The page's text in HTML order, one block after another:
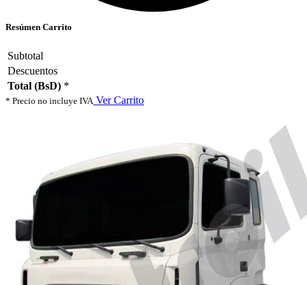
Resúmen Carrito
Subtotal
Descuentos
Total (BsD) *
* Precio no incluye IVA Ver Carrito